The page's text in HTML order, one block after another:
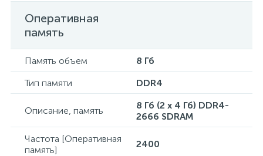
Оперативная
память
Память объем
8 Гб
Тип памяти
DDR4
Описание, память
8 Гб (2 x 4 Гб) DDR4-
2666 SDRAM
Частота [Оперативная
память]
2400